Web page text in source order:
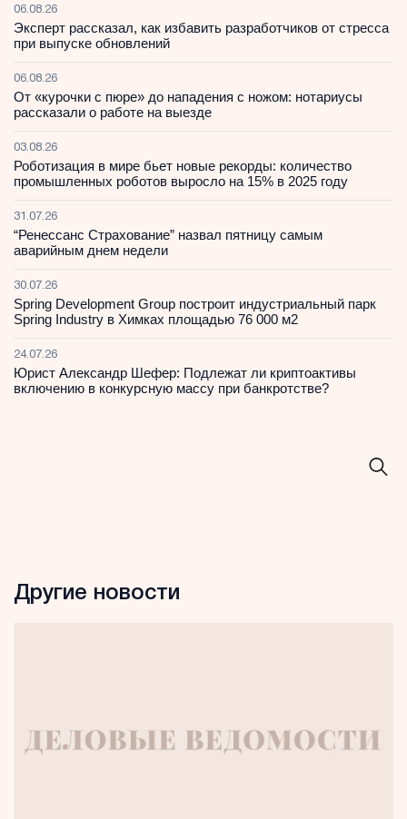
06.08.26
Эксперт рассказал, как избавить разработчиков от стресса
при выпуске обновлений
06.08.26
От «курочки с пюре» до нападения с ножом: нотариусы
рассказали о работе на выезде
03.08.26
Роботизация в мире бьет новые рекорды: количество
промышленных роботов выросло на 15% в 2025 году
31.07.26
“Ренессанс Страхование” назвал пятницу самым
аварийным днем недели
30.07.26
Spring Development Group построит индустриальный парк
Spring Industry в Химках площадью 76 000 м2
24.07.26
Юрист Александр Шефер: Подлежат ли криптоактивы
включению в конкурсную массу при банкротстве?
Другие новости